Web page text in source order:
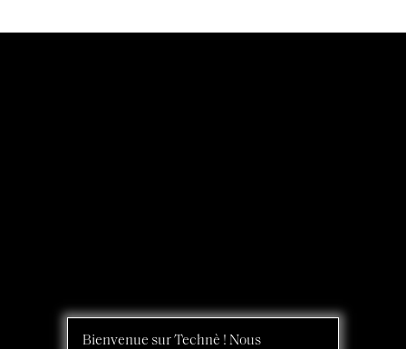
Bienvenue sur Technè ! Nous